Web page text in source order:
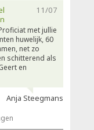
11/07
met jullie
huwelijk, 60
net zo
schitterend als
en
Anja Steegmans